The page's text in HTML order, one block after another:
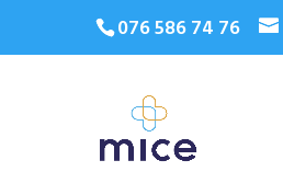
076 586 74 76